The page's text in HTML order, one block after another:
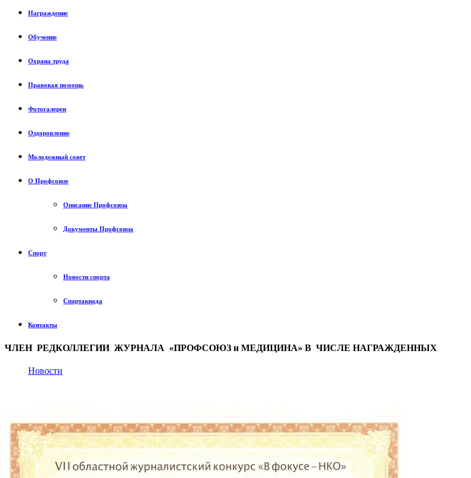
Награждение
Обучение
Охрана труда
Правовая помощь
Фотогалереи
Оздоровление
Молодежный совет
О Профсоюзе
Описание Профсоюза
Документы Профсоюза
Спорт
Новости спорта
Спартакиада
Контакты
ЧЛЕН РЕДКОЛЛЕГИИ ЖУРНАЛА «ПРОФСОЮЗ и МЕДИЦИНА» В ЧИСЛЕ НАГРАЖДЕННЫХ
Новости